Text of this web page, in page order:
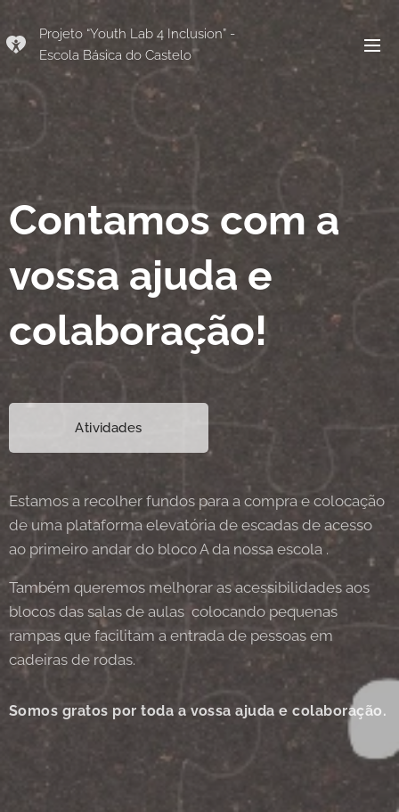
Projeto “Youth Lab 4 Inclusion” -
Escola Básica do Castelo
Contamos com a
vossa ajuda e
colaboração!
Atividades
Estamos a recolher fundos para a compra e colocação
de uma plataforma elevatória de escadas de acesso
ao primeiro andar do bloco A da nossa escola .
Também queremos melhorar as acessibilidades aos
blocos das salas de aulas colocando pequenas
rampas que facilitam a entrada de pessoas em
cadeiras de rodas.
Somos gratos por toda a vossa ajuda e colaboração.